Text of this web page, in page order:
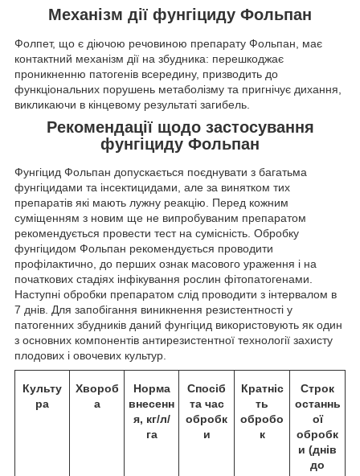
Механізм дії фунгіциду Фольпан
Фолпет, що є діючою речовиною препарату Фольпан, має
контактний механізм дії на збудника: перешкоджає
проникненню патогенів всередину, призводить до
функціональних порушень метаболізму та пригнічує дихання,
викликаючи в кінцевому результаті загибель.
Рекомендації щодо застосування
фунгіциду Фольпан
Фунгіцид Фольпан допускається поєднувати з багатьма
фунгіцидами та інсектицидами, але за винятком тих
препаратів які мають лужну реакцію. Перед кожним
суміщенням з новим ще не випробуваним препаратом
рекомендується провести тест на сумісність. Обробку
фунгіцидом Фольпан рекомендується проводити
профілактично, до перших ознак масового ураження і на
початкових стадіях інфікування рослин фітопатогенами.
Наступні обробки препаратом слід проводити з інтервалом в
7 днів. Для запобігання виникнення резистентності у
патогенних збудників даний фунгіцид використовують як один
з основних компонентів антирезистентної технології захисту
плодових і овочевих культур.
Культу
ра
Хвороб
а
Норма
внесенн
я, кг/л/
га
Спосіб
та час
обробк
и
Кратніс
ть
обробо
к
Строк
останнь
ої
обробк
и (днів
до